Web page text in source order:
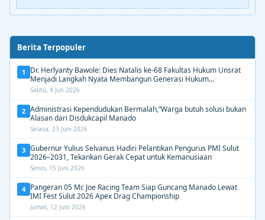
Berita Terpopuler
1
Dr. Herlyanty Bawole: Dies Natalis ke-68 Fakultas Hukum Unsrat
Menjadi Langkah Nyata Membangun Generasi Hukum
Berdampak
Sabtu, 4 Juli 2026
2 Administrasi Kependudukan Bermalah,”Warga butuh solusi bukan
Alasan dari Disdukcapil Manado
Selasa, 23 Juni 2026
3 Gubernur Yulius Selvanus Hadiri Pelantikan Pengurus PMI Sulut
2026–2031, Tekankan Gerak Cepat untuk Kemanusiaan
Senin, 15 Juni 2026
4 Pangeran 05 Mc Joe Racing Team Siap Guncang Manado Lewat
IMI Fest Sulut 2026 Apex Drag Championship
Jumat, 12 Juni 2026